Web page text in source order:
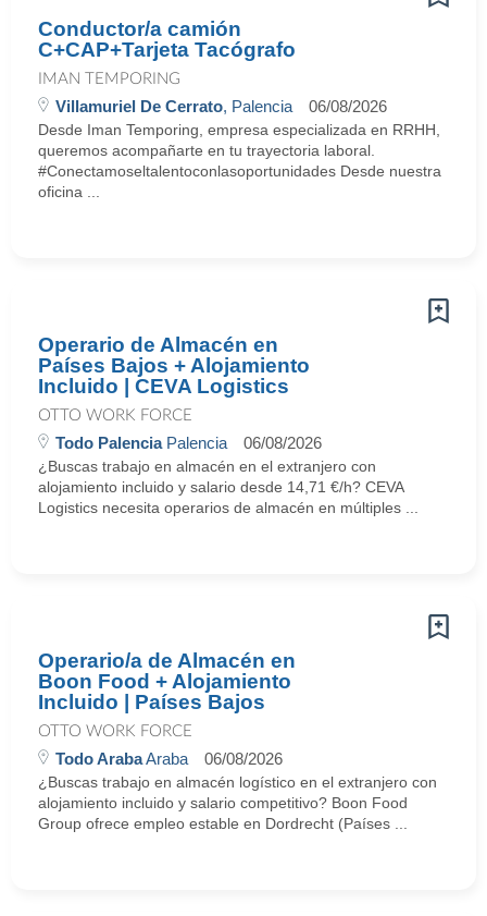
Conductor/a camión
C+CAP+Tarjeta Tacógrafo
IMAN TEMPORING
Villamuriel De Cerrato, Palencia 06/08/2026
Desde Iman Temporing, empresa especializada en RRHH,
queremos acompañarte en tu trayectoria laboral.
#Conectamoseltalentoconlasoportunidades Desde nuestra
oficina ...
Operario de Almacén en
Países Bajos + Alojamiento
Incluido | CEVA Logistics
OTTO WORK FORCE
Todo PalenciaPalencia 06/08/2026
¿Buscas trabajo en almacén en el extranjero con
alojamiento incluido y salario desde 14,71 €/h? CEVA
Logistics necesita operarios de almacén en múltiples ...
Operario/a de Almacén en
Boon Food + Alojamiento
Incluido | Países Bajos
OTTO WORK FORCE
Todo ArabaAraba 06/08/2026
¿Buscas trabajo en almacén logístico en el extranjero con
alojamiento incluido y salario competitivo? Boon Food
Group ofrece empleo estable en Dordrecht (Países ...